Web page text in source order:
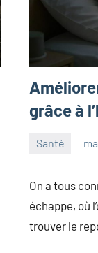
grâce à
Santé
On a tous
échappe, où
trouver le